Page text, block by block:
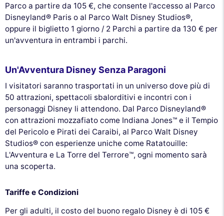
Parco a partire da 105 €, che consente l'accesso al Parco
Disneyland® Paris o al Parco Walt Disney Studios®,
oppure il biglietto 1 giorno / 2 Parchi a partire da 130 € per
un'avventura in entrambi i parchi.
Un'Avventura Disney Senza Paragoni
I visitatori saranno trasportati in un universo dove più di
50 attrazioni, spettacoli sbalorditivi e incontri con i
personaggi Disney li attendono. Dal Parco Disneyland®
con attrazioni mozzafiato come Indiana Jones™ e il Tempio
del Pericolo e Pirati dei Caraibi, al Parco Walt Disney
Studios® con esperienze uniche come Ratatouille:
L'Avventura e La Torre del Terrore™, ogni momento sarà
una scoperta.
Tariffe e Condizioni
Per gli adulti, il costo del buono regalo Disney è di 105 €